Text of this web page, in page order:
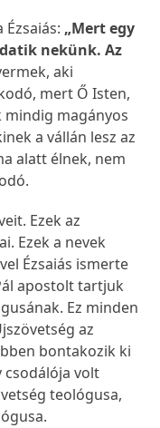
„Mert egy
nekünk. Az
aki
mert Ő Isten,
mindig magányos
a vállán lesz az
alatt élnek, nem
Ezek az
Ezek a nevek
Ézsaiás ismerte
apostolt tartjuk
Ez minden
az
bontakozik ki
csodálója volt
teológusa,